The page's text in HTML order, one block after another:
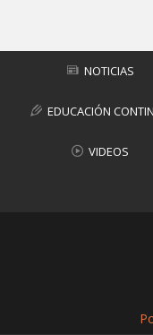
NOTICIAS
EDUCACIÓN
VIDEOS